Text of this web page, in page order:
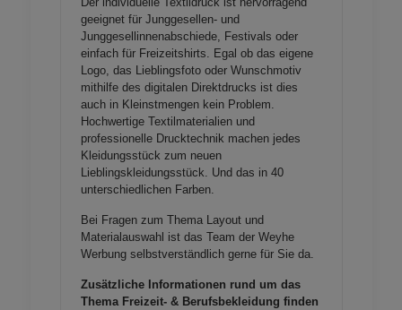
geeignet für Junggesellen- und
Junggesellinnenabschiede, Festivals oder
einfach für Freizeitshirts. Egal ob das eigene
Logo, das Lieblingsfoto oder Wunschmotiv
mithilfe des digitalen Direktdrucks ist dies
auch in Kleinstmengen kein Problem.
Hochwertige Textilmaterialien und
professionelle Drucktechnik machen jedes
Kleidungsstück zum neuen
Lieblingskleidungsstück. Und das in 40
unterschiedlichen Farben.
Bei Fragen zum Thema Layout und
Materialauswahl ist das Team der Weyhe
Werbung selbstverständlich gerne für Sie da.
Zusätzliche Informationen rund um das
Thema Freizeit- & Berufsbekleidung finden